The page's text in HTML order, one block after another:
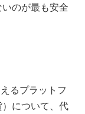
のが最も安全
るプラットフ
について、代